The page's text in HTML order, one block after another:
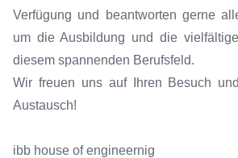
Verfügung und beantworten gerne
um die Ausbildung und die
diesem spannenden Berufsfeld.
Wir freuen uns auf Ihren Besuch
Austausch!
ibb house of engineernig